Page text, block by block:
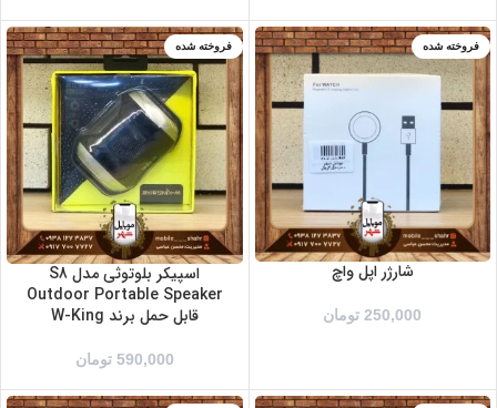
فروخته شده
شارژر اپل واچ
250,000 تومان
فروخته شده
اسپیکر بلوتوثی مدل S8
Outdoor Portable Speaker
قابل حمل برند W-King
590,000 تومان